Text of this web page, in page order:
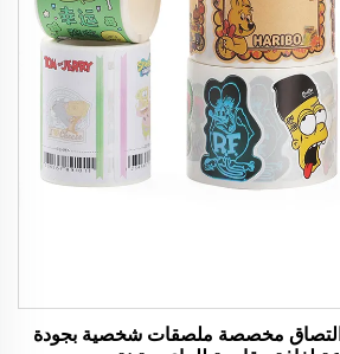
التصاق مخصصة ملصقات شخصية بجودة